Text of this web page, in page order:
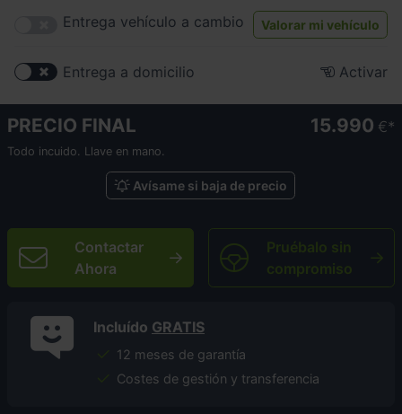
Entrega vehículo a cambio Valorar mi vehículo
Entrega a domicilio Activar
PRECIO FINAL 15.990 €
Todo incuido. Llave en mano.
Avísame si baja de precio
Contactar
Ahora
Pruébalo sin
compromiso
Incluído GRATIS
12 meses de garantía
Costes de gestión y transferencia